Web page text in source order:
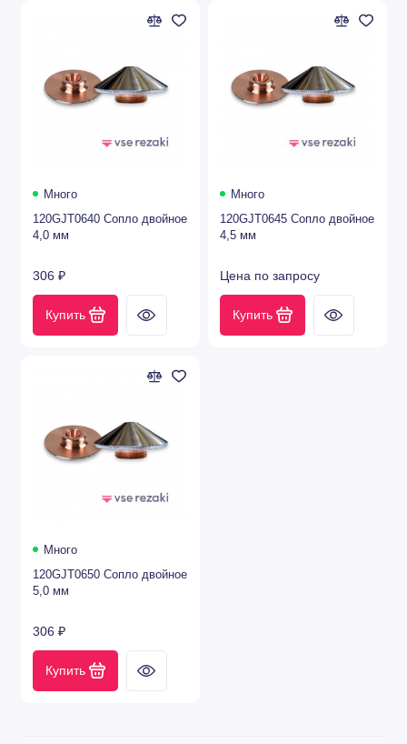
Много
120GJT0640 Сопло двойное
4,0 мм
306 ₽
Купить
Много
120GJT0645 Сопло двойное
4,5 мм
Цена по запросу
Купить
Много
120GJT0650 Сопло двойное
5,0 мм
306 ₽
Купить